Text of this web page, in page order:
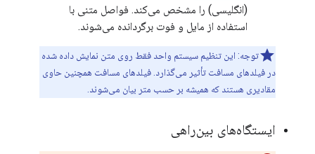
(انگلیسی) را مشخص می‌کند. فواصل متنی با
استفاده از مایل و فوت برگردانده می‌شوند.
توجه: این تنظیم سیستم واحد فقط روی متن نمایش داده شده
در فیلدهای مسافت تأثیر می‌گذارد. فیلدهای مسافت همچنین حاوی
مقادیری هستند که همیشه بر حسب متر بیان می‌شوند.
ایستگاه‌های بین‌راهی